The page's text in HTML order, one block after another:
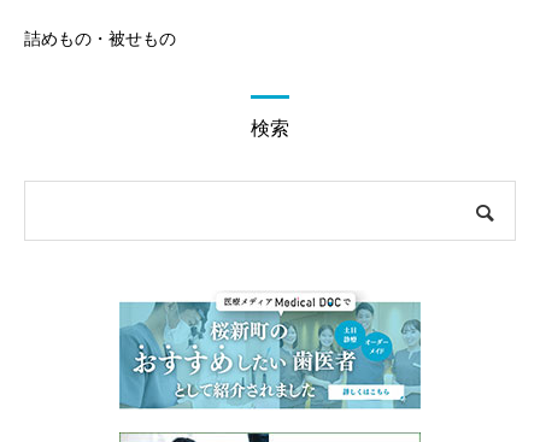
詰めもの・被せもの
検索